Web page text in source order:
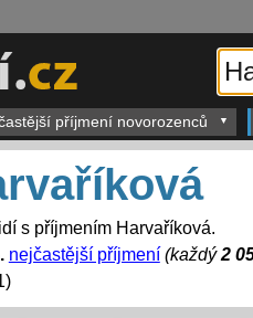
příjmení novorozenců
s příjmením Harvaříková.
nejčastější příjmení (každý2